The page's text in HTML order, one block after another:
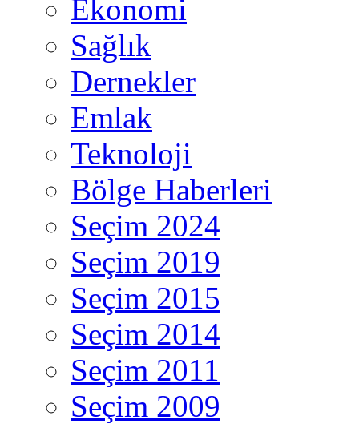
Ekonomi
Sağlık
Dernekler
Emlak
Teknoloji
Bölge Haberleri
Seçim 2024
Seçim 2019
Seçim 2015
Seçim 2014
Seçim 2011
Seçim 2009